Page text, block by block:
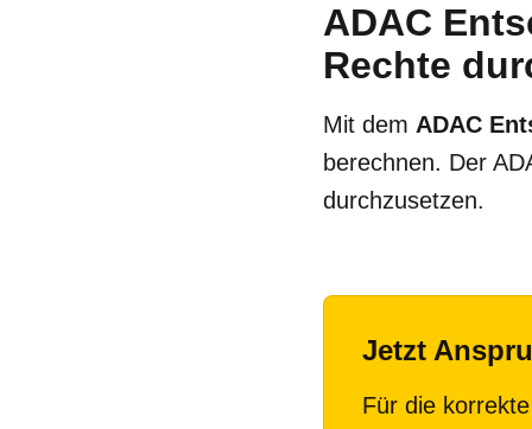
ADAC
Rechte
Mit dem ADAC
berechnen. Der
durchzusetzen.
Jetzt
Für die